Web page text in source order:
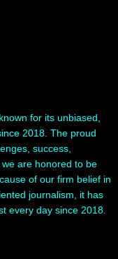
for its unbiased,
2018. The proud
success,
are honored to be
of our firm belief in
journalism, it has
every day since 2018.